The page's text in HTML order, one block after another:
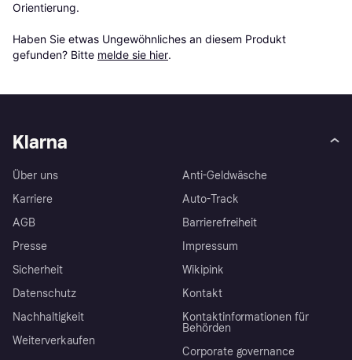
Orientierung.
Haben Sie etwas Ungewöhnliches an diesem Produkt
gefunden? Bitte melde sie hier.
Klarna
Über uns
Karriere
AGB
Presse
Sicherheit
Datenschutz
Nachhaltigkeit
Weiterverkaufen
Anti-Geldwäsche
Auto-Track
Barrierefreiheit
Impressum
Wikipink
Kontakt
Kontaktinformationen für
Behörden
Corporate governance